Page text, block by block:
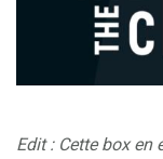
Edit : Cette box en